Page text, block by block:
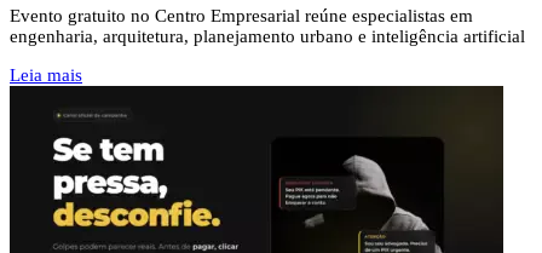
Evento gratuito no Centro Empresarial reúne especialistas em
engenharia, arquitetura, planejamento urbano e inteligência artificial
Leia mais